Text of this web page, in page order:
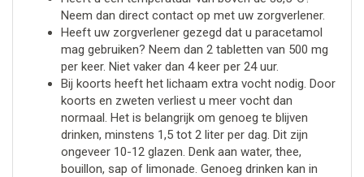
Neem dan direct contact op met uw zorgverlener.
Heeft uw zorgverlener gezegd dat u paracetamol
mag gebruiken? Neem dan 2 tabletten van 500 mg
per keer. Niet vaker dan 4 keer per 24 uur.
Bij koorts heeft het lichaam extra vocht nodig. Door
koorts en zweten verliest u meer vocht dan
normaal. Het is belangrijk om genoeg te blijven
drinken, minstens 1,5 tot 2 liter per dag. Dit zijn
ongeveer 10-12 glazen. Denk aan water, thee,
bouillon, sap of limonade. Genoeg drinken kan in